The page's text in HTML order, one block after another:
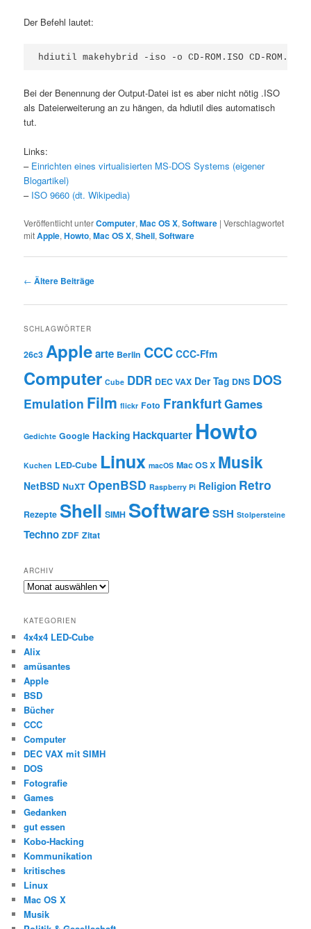
Der Befehl lautet:
Bei der Benennung der Output-Datei ist es aber nicht nötig .ISO
als Dateierweiterung an zu hängen, da hdiutil dies automatisch
tut.
Links:
– Einrichten eines virtualisierten MS-DOS Systems (eigener
Blogartikel)
– ISO 9660 (dt. Wikipedia)
Veröffentlicht unterComputer,Mac OS X,Software |Verschlagwortet
mitApple,Howto,Mac OS X,Shell,Software
Beitragsnavigation
← Ältere Beiträge
SCHLAGWÖRTER
26c3 Applearte Berlin CCC CCC-Ffm
Computer Cube DDR DEC VAX Der Tag DNS DOS
Emulation Film flickr Foto FrankfurtGames
Gedichte Google Hacking Hackquarter Howto
Kuchen LED-Cube Linux macOS Mac OS X Musik
NetBSD NuXT OpenBSD Raspberry Pi Religion Retro
Rezepte Shell SIMH SoftwareSSH Stolpersteine
Techno ZDF Zitat
ARCHIV
Archiv
KATEGORIEN
4x4x4 LED-Cube
Alix
amüsantes
Apple
BSD
Bücher
CCC
Computer
DEC VAX mit SIMH
DOS
Fotografie
Games
Gedanken
gut essen
Kobo-Hacking
Kommunikation
kritisches
Linux
Mac OS X
Musik